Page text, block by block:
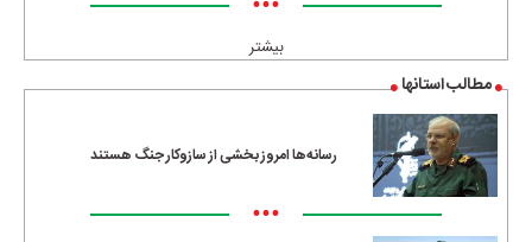
بیشتر
مطالب استانها
رسانه‌ها امروز بخشی از سازوکار جنگ هستند
•••